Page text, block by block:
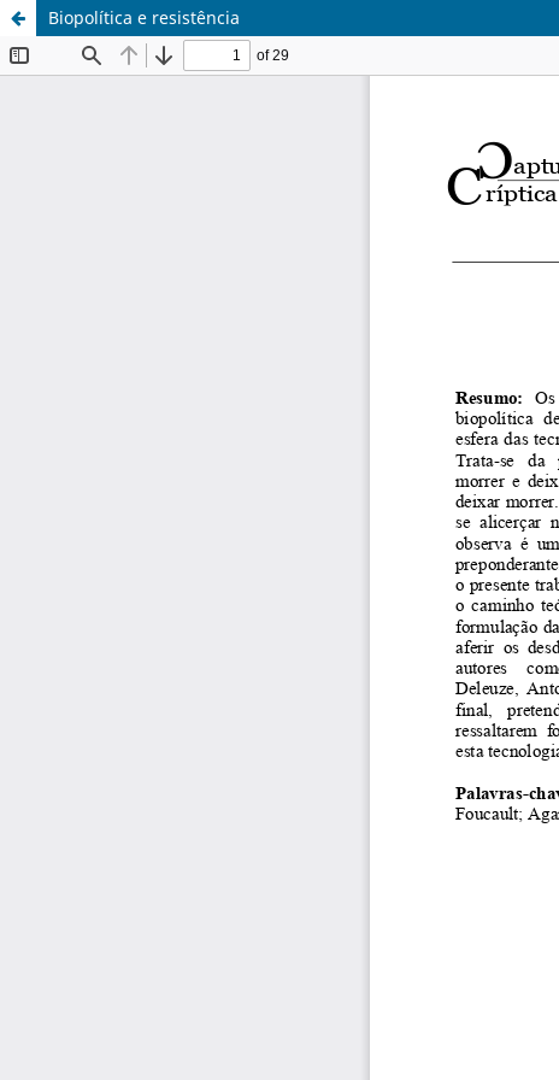
Biopolítica e resistência